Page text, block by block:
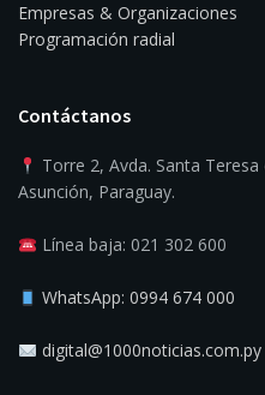
Empresas & Organizaciones
Programación radial
Contáctanos
Torre 2, Avda. Santa
Asunción, Paraguay.
Línea baja: 021 302 600
WhatsApp: 0994 674 000
digital@1000noticias.com.py